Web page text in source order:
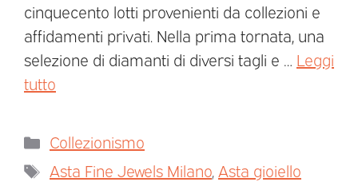
cinquecento lotti provenienti da collezioni e
affidamenti privati. Nella prima tornata, una
selezione di diamanti di diversi tagli e … Leggi
tutto
Collezionismo
Asta Fine Jewels Milano, Asta gioiello